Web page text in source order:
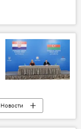
Новости